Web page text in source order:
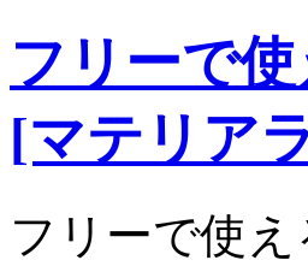
フリーで
[マテリア
フリーで使